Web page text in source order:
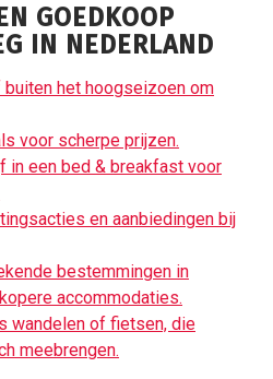
GOEDKOOP
IN NEDERLAND
het hoogseizoen om
voor scherpe prijzen.
in een bed & breakfast voor
en aanbiedingen bij
bestemmingen in
accommodaties.
wandelen of fietsen, die
meebrengen.